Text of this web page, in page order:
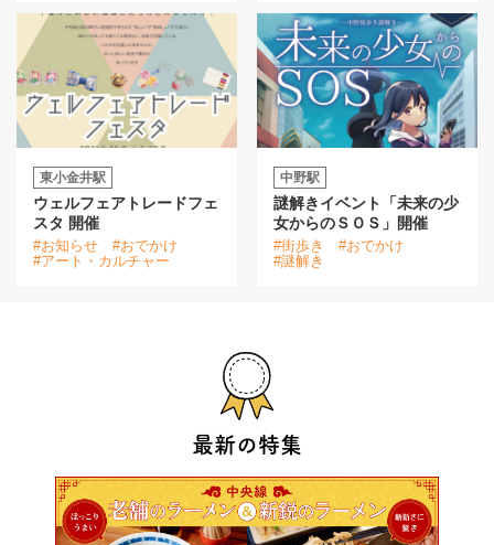
最新の特集
東小金井駅
ウェルフェアトレードフェ
スタ 開催
#お知らせ
#おでかけ
#アート・カルチャー
中野駅
謎解きイベント「未来の少
女からのＳＯＳ」開催
#街歩き
#おでかけ
#謎解き